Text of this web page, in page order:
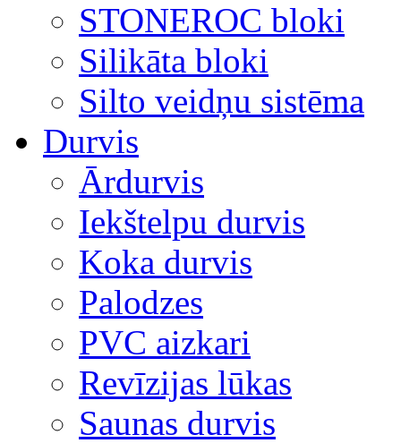
STONEROC bloki
Silikāta bloki
Silto veidņu sistēma
Durvis
Ārdurvis
Iekštelpu durvis
Koka durvis
Palodzes
PVC aizkari
Revīzijas lūkas
Saunas durvis